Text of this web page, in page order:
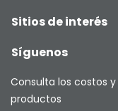
Sitios de interés
Síguenos
Consulta los costos
productos